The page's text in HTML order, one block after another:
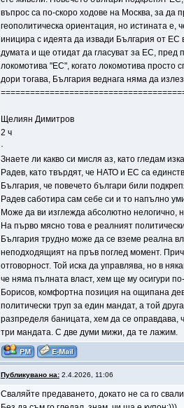
въпрос са по-скоро ходове на Москва, за да
геополитическа ориентация, но истината
иницира с идеята да извади България от ЕС
думата и ще отидат да гласуват за ЕС, пред
локомотива "ЕС", когато локомотива
дори тогава, България веднага няма да
Щелиян Димитров
2 ч
·
Знаете ли какво си мисля аз, като гледам
Радев, като твърдят, че НАТО и ЕС са
България, че повечето българи били
Радев саботира сам себе си и то напълно
Може да ви изглежда абсолютно нелогично,
На първо мясно това е реалният
България трудно може да се вземе реална
неподходящият на пръв поглед момент.
отговорност. Той иска да управлява, но в
че няма пълната власт, хем ще му осигури
Борисов, комфортна позиция на ощипана
политически труп за един мандат, а той
разпределя баницата, хем да се оправдава,
три мандата. С две думи мижи, да те лажим.
Публикувано на:2.4.2026, 11:06
Сваляйте предаването, докaто не са го